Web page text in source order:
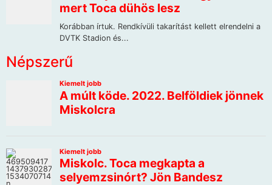
Népszerű